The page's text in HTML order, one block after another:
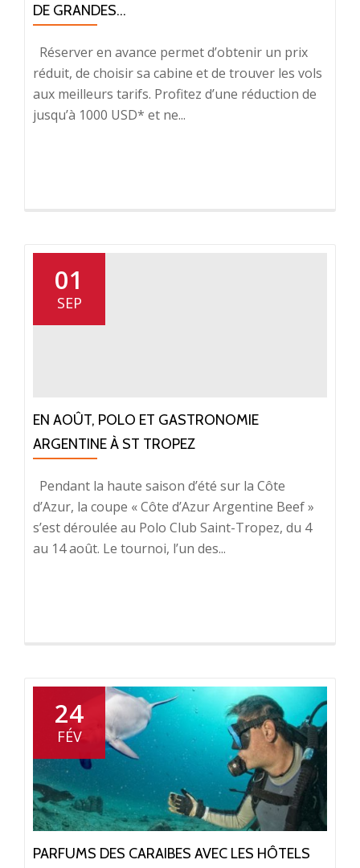
DE GRANDES...
Réserver en avance permet d’obtenir un prix
réduit, de choisir sa cabine et de trouver les vols
aux meilleurs tarifs. Profitez d’une réduction de
jusqu’à 1000 USD* et ne...
01
SEP
EN AOÛT, POLO ET GASTRONOMIE
ARGENTINE À ST TROPEZ
Pendant la haute saison d’été sur la Côte
d’Azur, la coupe « Côte d’Azur Argentine Beef »
s’est déroulée au Polo Club Saint-Tropez, du 4
au 14 août. Le tournoi, l’un des...
24
FÉV
PARFUMS DES CARAIBES AVEC LES HÔTELS